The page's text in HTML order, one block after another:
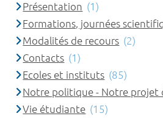
Présentation (1)
Formations, journées
Modalités de recours (2)
Contacts (1)
Ecoles et instituts (85)
Notre politique - Notre projet
Vie étudiante (15)